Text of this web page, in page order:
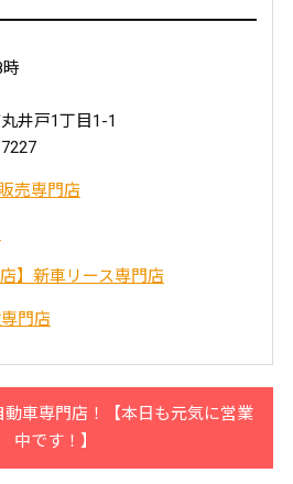
時
井戸1丁目1-1
売専門店
】新車リース専門店
門店
車専門店！【本日も元気に営業
中です！】